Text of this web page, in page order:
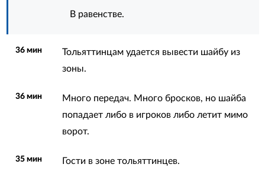
В равенстве.
36 мин
Тольяттинцам удается вывести шайбу из
зоны.
36 мин
Много передач. Много бросков, но шайба
попадает либо в игроков либо летит мимо
ворот.
35 мин Гости в зоне тольяттинцев.